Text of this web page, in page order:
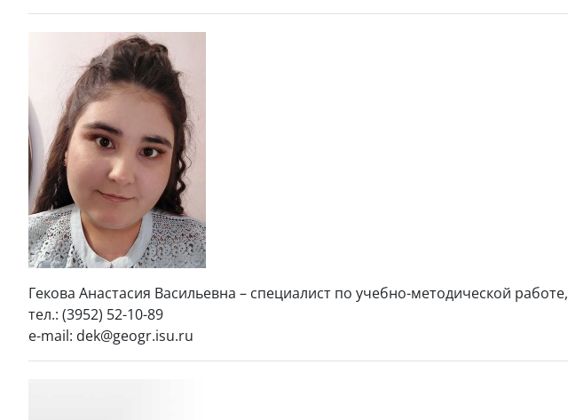
Гекова Анастасия Васильевна – специалист по учебно-методической работе,
тел.: (3952) 52-10-89
e-mail: dek@geogr.isu.ru